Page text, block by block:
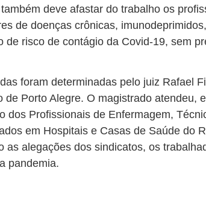
deve afastar do trabalho os
de doenças crônicas,
de risco de contágio da Covid-19, sem
foram determinadas pelo juiz Rafael
de Porto Alegre. O magistrado atendeu,
dos Profissionais de Enfermagem,
em Hospitais e Casas de Saúde do
as alegações dos sindicatos, os
pandemia.